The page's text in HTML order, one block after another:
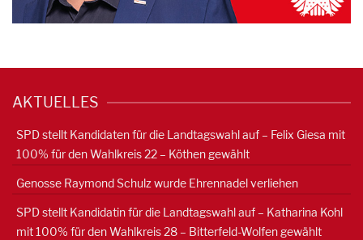
AKTUELLES
SPD stellt Kandidaten für die Landtagswahl auf – Felix Giesa mit
100% für den Wahlkreis 22 – Köthen gewählt
Genosse Raymond Schulz wurde Ehrennadel verliehen
SPD stellt Kandidatin für die Landtagswahl auf – Katharina Kohl
mit 100% für den Wahlkreis 28 – Bitterfeld-Wolfen gewählt